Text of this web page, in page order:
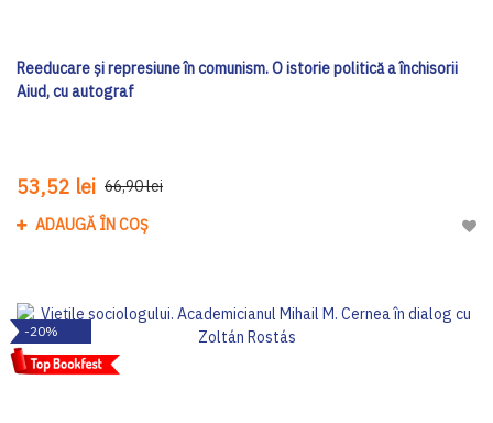
Reeducare și represiune în comunism. O istorie politică a închisorii
Aiud, cu autograf
53,52 lei 66,90 lei
ADAUGĂ ÎN COȘ
-20%